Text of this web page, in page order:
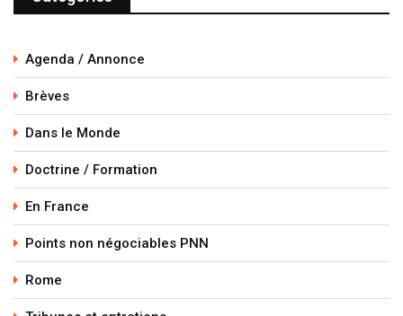
Agenda / Annonce
Brèves
Dans le Monde
Doctrine / Formation
En France
Points non négociables PNN
Rome